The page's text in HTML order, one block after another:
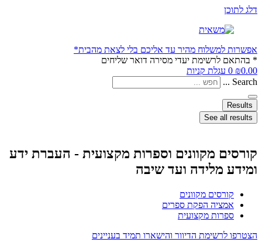
דלג לתוכן
אפשרות למשלוח מהיר עד אליכם בלי לצאת מהבית*
* בהתאם לרשימת יעדי מסירה דואר שליחים
₪0.00
0 עגלת קניות
Search ...
Results
See all results
קורסים מקוונים וספרות מקצועית - העברת ידע
ומידע מלידה ועד שיבה
קורסים מקוונים
אמציה הפקת ספרים
ספרות מקצועית
הצטרפו לרשימת הדיוור והישארו תמיד בעניינים